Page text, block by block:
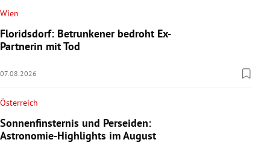
Wien
Floridsdorf: Betrunkener bedroht Ex-
Partnerin mit Tod
07.08.2026
Österreich
Sonnenfinsternis und Perseiden:
Astronomie-Highlights im August